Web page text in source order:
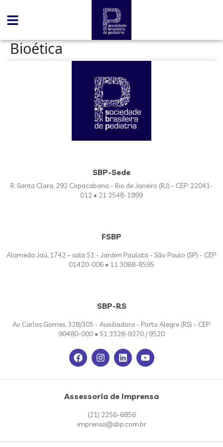
Bioética
SBP-Sede
R. Santa Clara, 292 Copacabana - Rio de Janeiro (RJ) - CEP: 22041-
012 • 21 2548-1999
FSBP
Alameda Jaú, 1742 – sala 51 - Jardim Paulista - São Paulo (SP) - CEP:
01420-006 • 11 3068-8595
SBP-RS
Av. Carlos Gomes, 328/305 - Auxiliadora - Porto Alegre (RS) - CEP:
90480-000 • 51 3328-9270 / 9520
Assessoria de Imprensa
(21) 2256-6856
imprensa@sbp.com.br